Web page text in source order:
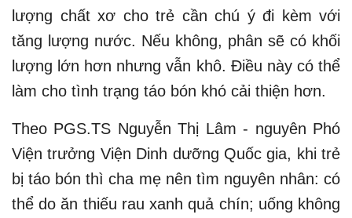
lượng chất xơ cho trẻ cần chú ý đi kèm với
tăng lượng nước. Nếu không, phân sẽ có khối
lượng lớn hơn nhưng vẫn khô. Điều này có thể
làm cho tình trạng táo bón khó cải thiện hơn.
Theo PGS.TS Nguyễn Thị Lâm - nguyên Phó
Viện trưởng Viện Dinh dưỡng Quốc gia, khi trẻ
bị táo bón thì cha mẹ nên tìm nguyên nhân: có
thể do ăn thiếu rau xanh quả chín; uống không